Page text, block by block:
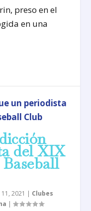
preso en el
en una
del XIX
11, 2021 | Clubes
|